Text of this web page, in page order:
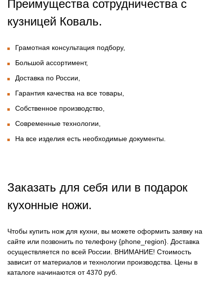
Преимущества сотрудничества с
кузницей Коваль.
Грамотная консультация подбору,
Большой ассортимент,
Доставка по России,
Гарантия качества на все товары,
Собственное производство,
Современные технологии,
На все изделия есть необходимые документы.
Заказать для себя или в подарок
кухонные ножи.
Чтобы купить нож для кухни, вы можете оформить заявку на
сайте или позвонить по телефону {phone_region}. Доставка
осуществляется по всей России. ВНИМАНИЕ! Стоимость
зависит от материалов и технологии производства. Цены в
каталоге начинаются от 4370 руб.